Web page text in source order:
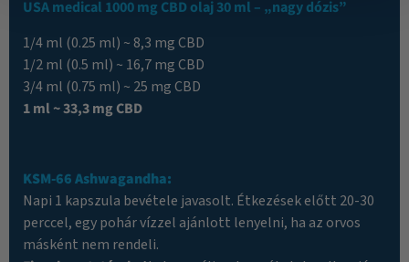
USA medical 1000 mg CBD olaj 30 ml – „nagy dózis”
1/4 ml (0.25 ml) ~ 8,3 mg CBD
1/2 ml (0.5 ml) ~ 16,7 mg CBD
3/4 ml (0.75 ml) ~ 25 mg CBD
1 ml ~ 33,3 mg CBD
KSM-66 Ashwagandha:
Napi 1 kapszula bevétele javasolt. Étkezések előtt 20-30
perccel, egy pohár vízzel ajánlott lenyelni, ha az orvos
másként nem rendeli.